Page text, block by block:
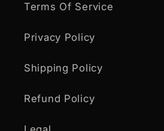
Terms Of Service
Privacy Policy
Shipping Policy
Refund Policy